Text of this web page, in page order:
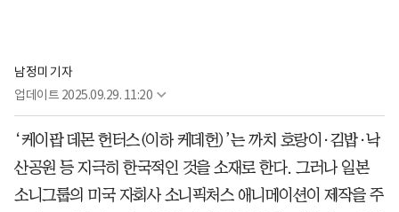
남정미 기자
업데이트 2025.09.29. 11:20
‘케이팝 데몬 헌터스(이하 케데헌)’는 까치 호랑이·김밥·낙
산공원 등 지극히 한국적인 것을 소재로 한다. 그러나 일본
소니그룹의 미국 자회사 소니픽처스 애니메이션이 제작을 주